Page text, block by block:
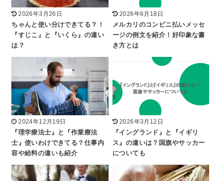
2026年3月26日
ちゃんと使い分けできてる？！
『すじこ』と『いくら』の違い
は？
2026年6月18日
メルカリのコンビニ払いメッセ
ージの例文を紹介！好印象な書
き方とは
2024年12月19日
『理学療法士』と『作業療法
士』使いわけできてる？仕事内
容や給料の違いも紹介
2026年3月12日
『イングランド』と『イギリ
ス』の違いは？国旗やサッカー
についても